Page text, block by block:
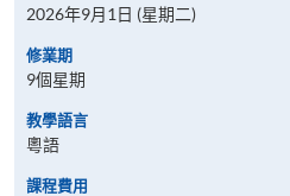
2026年9月1日 (星期二)
修業期
9個星期
教學語言
粵語
課程費用